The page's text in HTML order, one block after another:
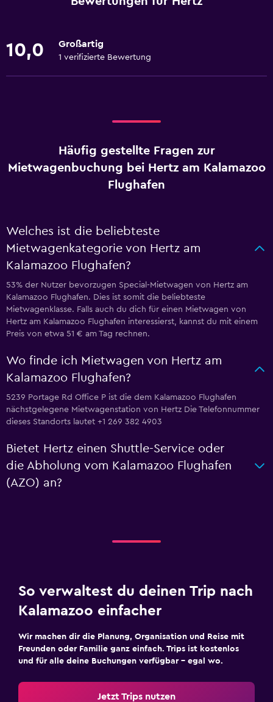
10,0 Großartig
1 verifizierte Bewertung
Häufig gestellte Fragen zur
Mietwagenbuchung bei Hertz am Kalamazoo
Flughafen
Welches ist die beliebteste
Mietwagenkategorie von Hertz am
Kalamazoo Flughafen?
53% der Nutzer bevorzugen Special-Mietwagen von Hertz am
Kalamazoo Flughafen. Dies ist somit die beliebteste
Mietwagenklasse. Falls auch du dich für einen Mietwagen von
Hertz am Kalamazoo Flughafen interessierst, kannst du mit einem
Preis von etwa 51 € am Tag rechnen.
Wo finde ich Mietwagen von Hertz am
Kalamazoo Flughafen?
5239 Portage Rd Office P ist die dem Kalamazoo Flughafen
nächstgelegene Mietwagenstation von Hertz Die Telefonnummer
dieses Standorts lautet +1 269 382 4903
Bietet Hertz einen Shuttle-Service oder
die Abholung vom Kalamazoo Flughafen
(AZO) an?
So verwaltest du deinen Trip nach
Kalamazoo einfacher
Wir machen dir die Planung, Organisation und Reise mit
Freunden oder Familie ganz einfach. Trips ist kostenlos
und für alle deine Buchungen verfügbar – egal wo.
Jetzt Trips nutzen